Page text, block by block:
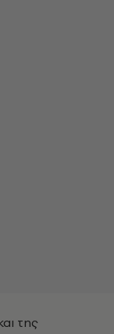
της